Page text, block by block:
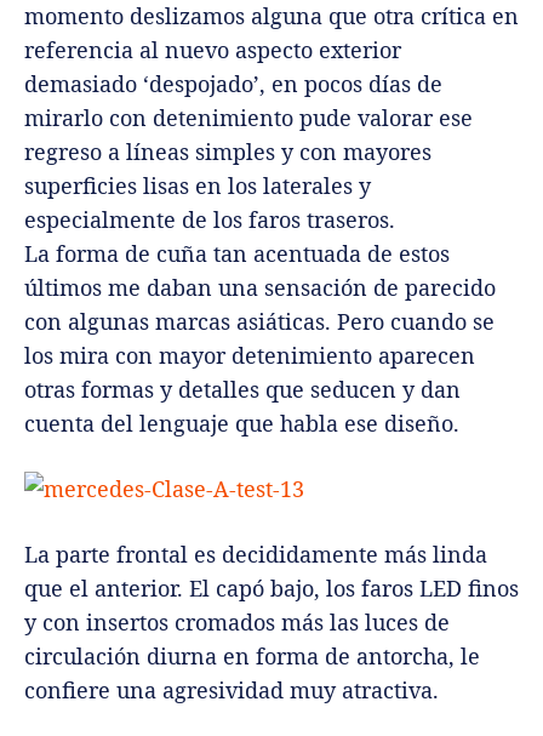
momento deslizamos alguna que otra crítica en
referencia al nuevo aspecto exterior
demasiado ‘despojado’, en pocos días de
mirarlo con detenimiento pude valorar ese
regreso a líneas simples y con mayores
superficies lisas en los laterales y
especialmente de los faros traseros.
La forma de cuña tan acentuada de estos
últimos me daban una sensación de parecido
con algunas marcas asiáticas. Pero cuando se
los mira con mayor detenimiento aparecen
otras formas y detalles que seducen y dan
cuenta del lenguaje que habla ese diseño.
La parte frontal es decididamente más linda
que el anterior. El capó bajo, los faros LED finos
y con insertos cromados más las luces de
circulación diurna en forma de antorcha, le
confiere una agresividad muy atractiva.